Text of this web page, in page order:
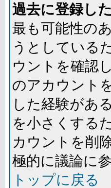
過去に登録し
最も可能性の
うとしている
ウントを確認
のアカウント
した経験があ
を小さくする
カウントを削
極的に議論に
トップに戻る